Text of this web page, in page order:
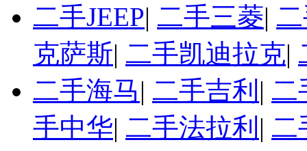
二手JEEP| 二手三菱|
克萨斯| 二手凯迪拉克|
二手海马| 二手吉利 | 二
手中华| 二手法拉利 | 二